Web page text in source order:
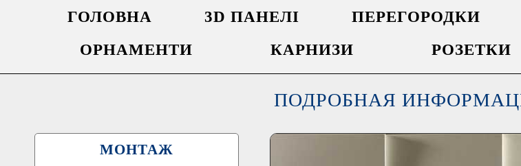
ГОЛОВНА 3D ПАНЕЛІ ПЕРЕГОРОДКИ
ОРНАМЕНТИ
КАРНИЗИ РОЗЕТКИ
ПОДРОБНАЯ
МОНТАЖ